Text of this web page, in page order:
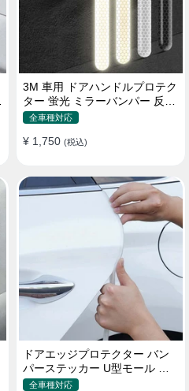
3M 車用 ドアハンドルプロテク
ター 蛍光 ミラーバンパー 反射
ステッカー 保護フィルム
全車種対応
¥ 1,750 (税込)
ドアエッジプロテクター バン
パーステッカー U型モール キ
ズ防止 取り付け簡単 騒音低減
全車種対応